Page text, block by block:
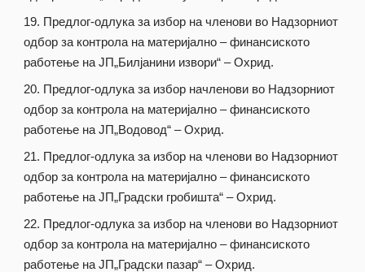
Предлог-одлука за избор на членови во Надзорниот
одбор за контрола на материјално – финансиското
работење на ЈП„Билјанини извори“ – Охрид.
Предлог-одлука за избор начленови во Надзорниот
одбор за контрола на материјално – финансиското
работење на ЈП„Водовод“ – Охрид.
Предлог-одлука за избор на членови во Надзорниот
одбор за контрола на материјално – финансиското
работење на ЈП„Градски гробишта“ – Охрид.
Предлог-одлука за избор на членови во Надзорниот
одбор за контрола на материјално – финансиското
работење на ЈП„Градски пазар“ – Охрид.